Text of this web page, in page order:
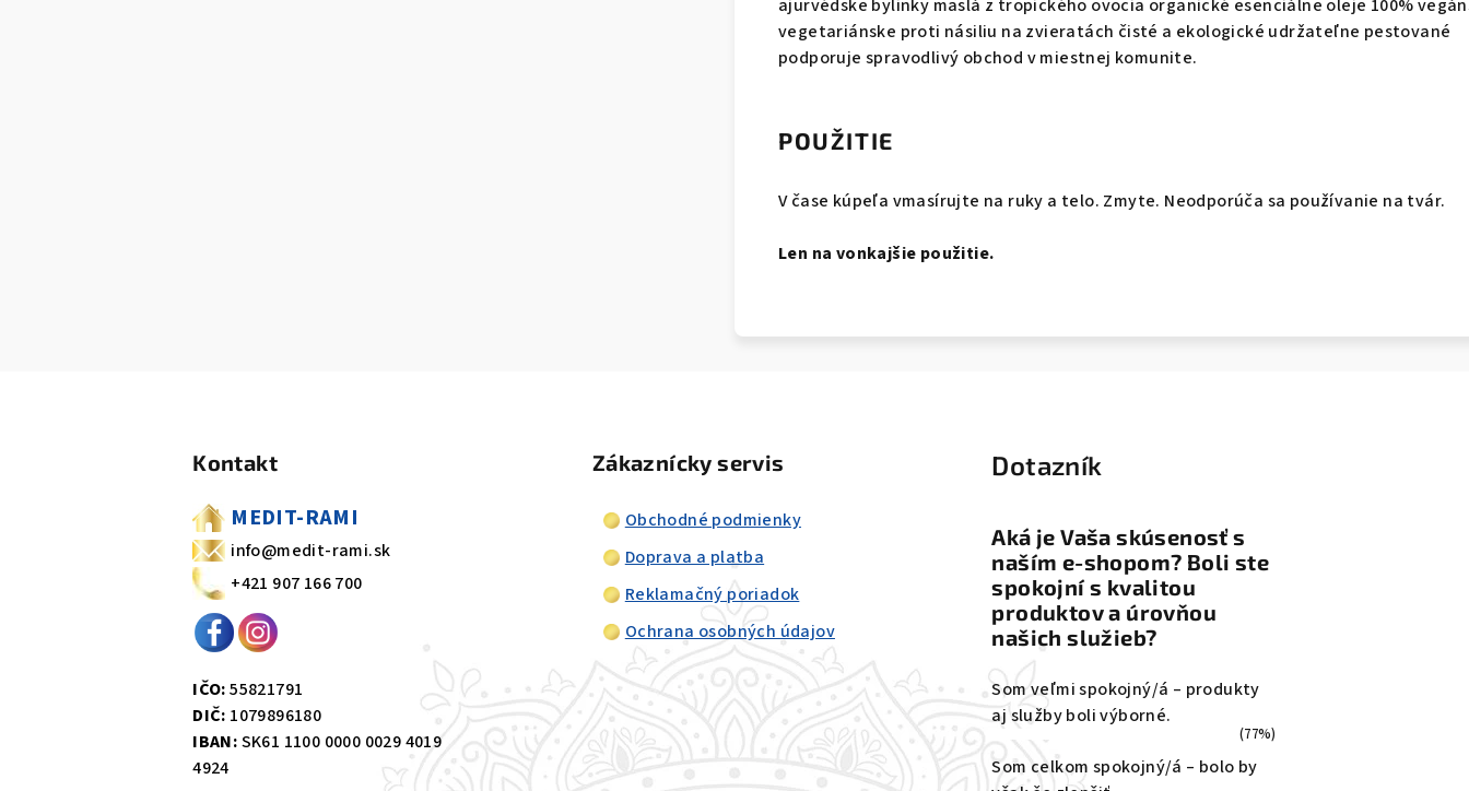
ajurvédske bylinky maslá z tropického ovocia organické esenciálne oleje 100%
vegetariánske proti násiliu na zvieratách čisté a ekologické udržateľne pestované
podporuje spravodlivý obchod v miestnej komunite.
POUŽITIE
V čase kúpeľa vmasírujte na ruky a telo. Zmyte. Neodporúča sa používanie na tvár.
Len na vonkajšie použitie.
Kontakt
MEDIT-RAMI
info@medit-rami.sk
+421 907 166 700
IČO:55821791
DIČ: 1079896180
IBAN:SK61 1100 0000 0029 4019
4924
Zákaznícky servis
Obchodné podmienky
Doprava a platba
Reklamačný poriadok
Ochrana osobných údajov
Dotazník
Aká je Vaša skúsenosť s
naším e-shopom? Boli ste
spokojní s kvalitou
produktov a úrovňou
našich služieb?
Som veľmi spokojný/á – produkty
aj služby boli výborné.
(77%)
Som celkom spokojný/á – bolo by